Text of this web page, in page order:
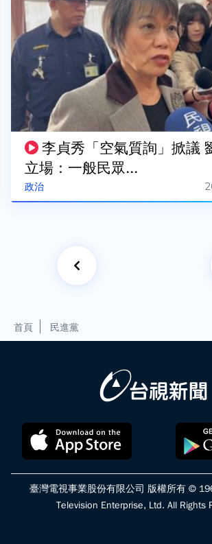
政治
李貞秀「空氣質詢」掀議
立場：一般民眾...
首頁 民進黨
臺灣電視事業股份有限公司 版權所有 ©
Television Enterprise, Ltd. All Rights